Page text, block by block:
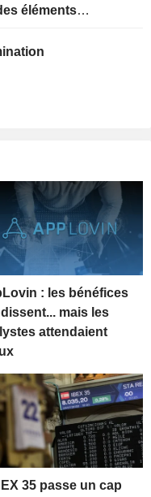
éléments
: les bénéfices
mais les
attendaient
35 passe un cap